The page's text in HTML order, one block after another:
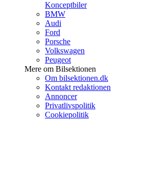
Konceptbiler
BMW
Audi
Ford
Porsche
Volkswagen
Peugeot
Mere om Bilsektionen
Om bilsektionen.dk
Kontakt redaktionen
Annoncer
Privatlivspolitik
Cookiepolitik